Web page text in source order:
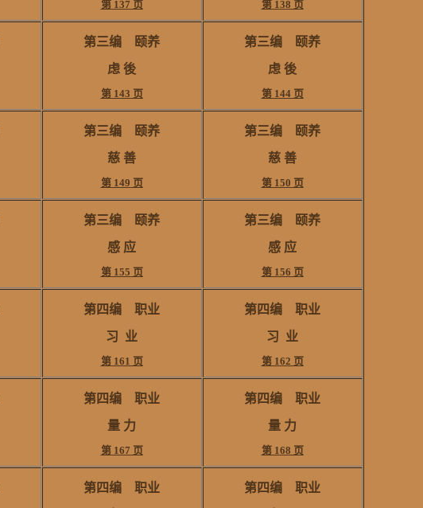
第 137 页 第 138 页
第三编 颐养
虑 後
第 143 页
第三编 颐养
虑 後
第 144 页
第三编 颐养
慈 善
第 149 页
第三编 颐养
慈 善
第 150 页
第三编 颐养
感 应
第 155 页
第三编 颐养
感 应
第 156 页
第四编 职业
习 业
第 161 页
第四编 职业
习 业
第 162 页
第四编 职业
量 力
第 167 页
第四编 职业
量 力
第 168 页
第四编 职业 第四编 职业